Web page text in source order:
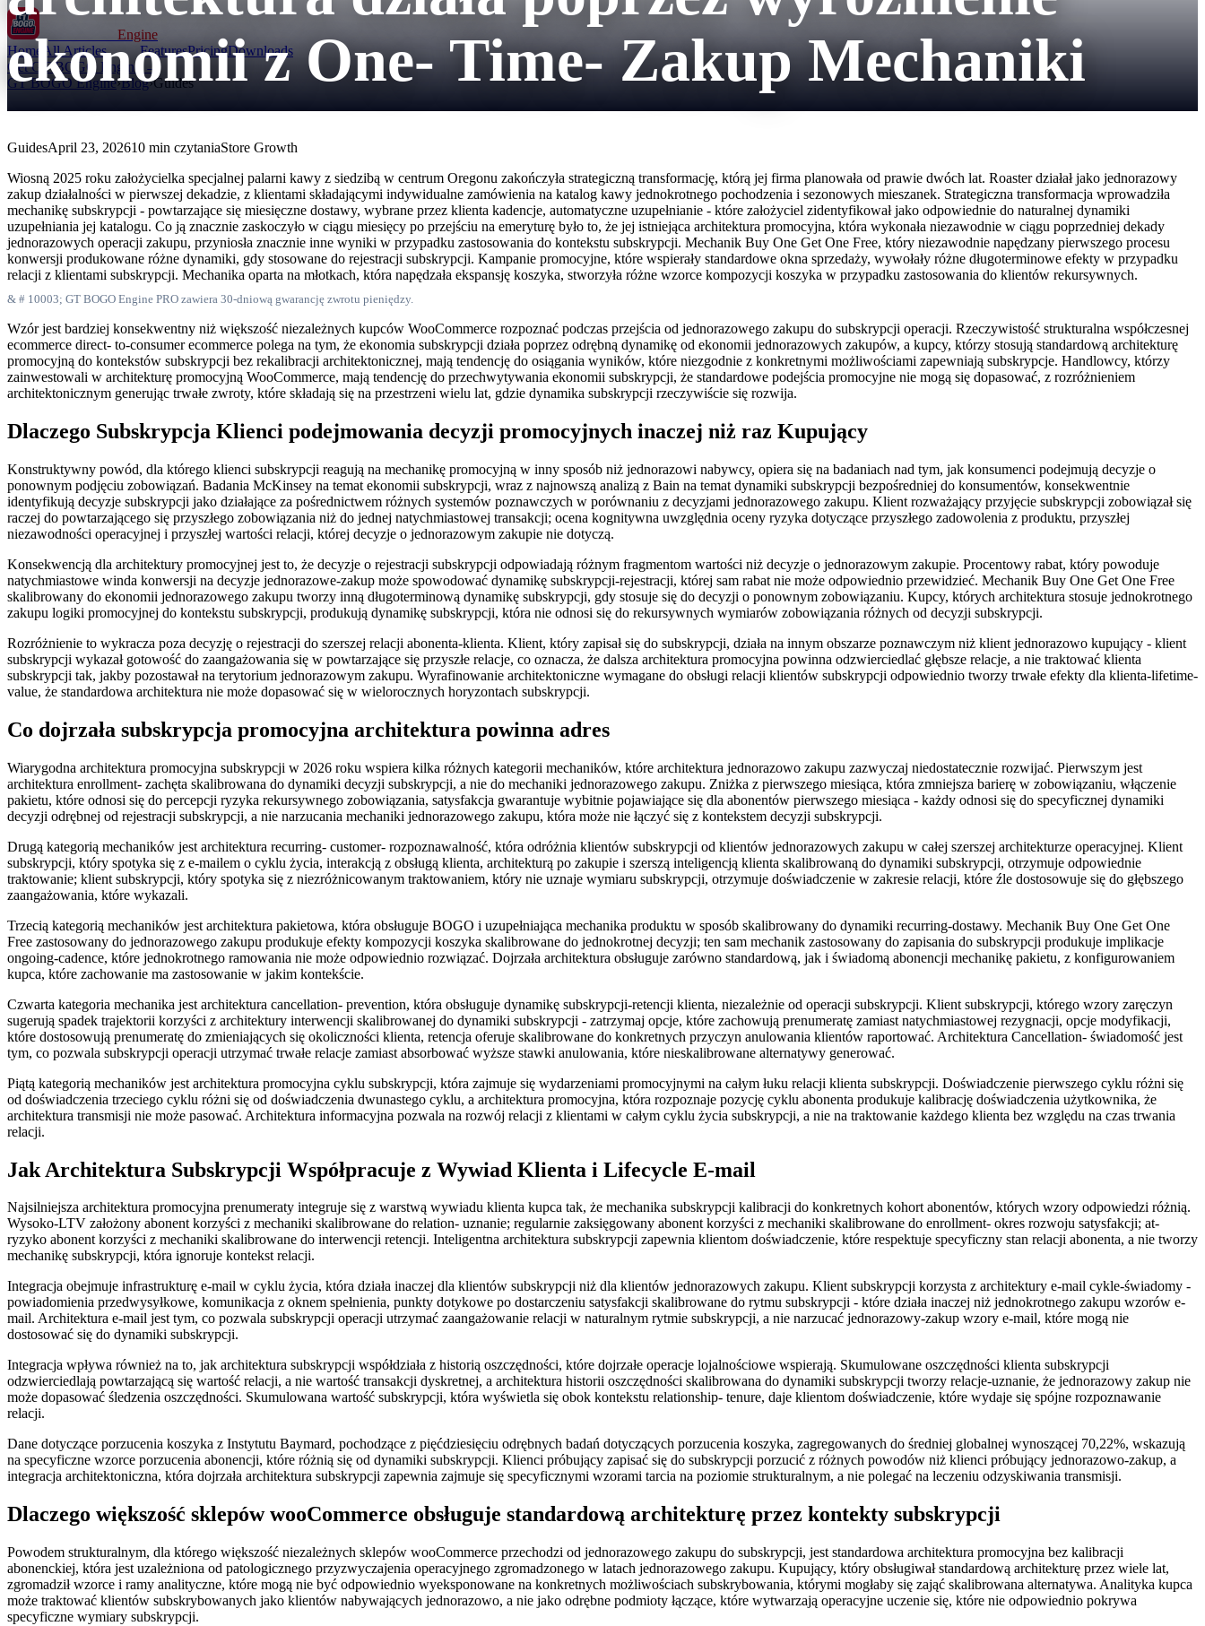
Engine
Home All Articles FeaturesPricingDownloads
Get GT BOGO Engine →
GT BOGO Engine›Blog›Guides
ekonomii z One- Time- Zakup Mechaniki
GuidesApril 23, 202610 min czytaniaStore Growth
Wiosną 2025 roku założycielka specjalnej palarni kawy z siedzibą w centrum Oregonu zakończyła strategiczną transformację, którą jej firma planowała od prawie dwóch lat. Roaster działał jako jednorazowy
zakup działalności w pierwszej dekadzie, z klientami składającymi indywidualne zamówienia na katalog kawy jednokrotnego pochodzenia i sezonowych mieszanek. Strategiczna transformacja wprowadziła
mechanikę subskrypcji - powtarzające się miesięczne dostawy, wybrane przez klienta kadencje, automatyczne uzupełnianie - które założyciel zidentyfikował jako odpowiednie do naturalnej dynamiki
uzupełniania jej katalogu. Co ją znacznie zaskoczyło w ciągu miesięcy po przejściu na emeryturę było to, że jej istniejąca architektura promocyjna, która wykonała niezawodnie w ciągu poprzedniej dekady
jednorazowych operacji zakupu, przyniosła znacznie inne wyniki w przypadku zastosowania do kontekstu subskrypcji. Mechanik Buy One Get One Free, który niezawodnie napędzany pierwszego procesu
konwersji produkowane różne dynamiki, gdy stosowane do rejestracji subskrypcji. Kampanie promocyjne, które wspierały standardowe okna sprzedaży, wywołały różne długoterminowe efekty w przypadku
relacji z klientami subskrypcji. Mechanika oparta na młotkach, która napędzała ekspansję koszyka, stworzyła różne wzorce kompozycji koszyka w przypadku zastosowania do klientów rekursywnych.
& # 10003; GT BOGO Engine PRO zawiera 30-dniową gwarancję zwrotu pieniędzy.
Wzór jest bardziej konsekwentny niż większość niezależnych kupców WooCommerce rozpoznać podczas przejścia od jednorazowego zakupu do subskrypcji operacji. Rzeczywistość strukturalna współczesnej
ecommerce direct- to-consumer ecommerce polega na tym, że ekonomia subskrypcji działa poprzez odrębną dynamikę od ekonomii jednorazowych zakupów, a kupcy, którzy stosują standardową architekturę
promocyjną do kontekstów subskrypcji bez rekalibracji architektonicznej, mają tendencję do osiągania wyników, które niezgodnie z konkretnymi możliwościami zapewniają subskrypcje. Handlowcy, którzy
zainwestowali w architekturę promocyjną WooCommerce, mają tendencję do przechwytywania ekonomii subskrypcji, że standardowe podejścia promocyjne nie mogą się dopasować, z rozróżnieniem
architektonicznym generując trwałe zwroty, które składają się na przestrzeni wielu lat, gdzie dynamika subskrypcji rzeczywiście się rozwija.
Dlaczego Subskrypcja Klienci podejmowania decyzji promocyjnych inaczej niż raz Kupujący
Konstruktywny powód, dla którego klienci subskrypcji reagują na mechanikę promocyjną w inny sposób niż jednorazowi nabywcy, opiera się na badaniach nad tym, jak konsumenci podejmują decyzje o
ponownym podjęciu zobowiązań. Badania McKinsey na temat ekonomii subskrypcji, wraz z najnowszą analizą z Bain na temat dynamiki subskrypcji bezpośredniej do konsumentów, konsekwentnie
identyfikują decyzje subskrypcji jako działające za pośrednictwem różnych systemów poznawczych w porównaniu z decyzjami jednorazowego zakupu. Klient rozważający przyjęcie subskrypcji zobowiązał się
raczej do powtarzającego się przyszłego zobowiązania niż do jednej natychmiastowej transakcji; ocena kognitywna uwzględnia oceny ryzyka dotyczące przyszłego zadowolenia z produktu, przyszłej
niezawodności operacyjnej i przyszłej wartości relacji, której decyzje o jednorazowym zakupie nie dotyczą.
Konsekwencją dla architektury promocyjnej jest to, że decyzje o rejestracji subskrypcji odpowiadają różnym fragmentom wartości niż decyzje o jednorazowym zakupie. Procentowy rabat, który powoduje
natychmiastowe winda konwersji na decyzje jednorazowe-zakup może spowodować dynamikę subskrypcji-rejestracji, której sam rabat nie może odpowiednio przewidzieć. Mechanik Buy One Get One Free
skalibrowany do ekonomii jednorazowego zakupu tworzy inną długoterminową dynamikę subskrypcji, gdy stosuje się do decyzji o ponownym zobowiązaniu. Kupcy, których architektura stosuje jednokrotnego
zakupu logiki promocyjnej do kontekstu subskrypcji, produkują dynamikę subskrypcji, która nie odnosi się do rekursywnych wymiarów zobowiązania różnych od decyzji subskrypcji.
Rozróżnienie to wykracza poza decyzję o rejestracji do szerszej relacji abonenta-klienta. Klient, który zapisał się do subskrypcji, działa na innym obszarze poznawczym niż klient jednorazowo kupujący - klient
subskrypcji wykazał gotowość do zaangażowania się w powtarzające się przyszłe relacje, co oznacza, że dalsza architektura promocyjna powinna odzwierciedlać głębsze relacje, a nie traktować klienta
subskrypcji tak, jakby pozostawał na terytorium jednorazowym zakupu. Wyrafinowanie architektoniczne wymagane do obsługi relacji klientów subskrypcji odpowiednio tworzy trwałe efekty dla klienta-lifetime-
value, że standardowa architektura nie może dopasować się w wielorocznych horyzontach subskrypcji.
Co dojrzała subskrypcja promocyjna architektura powinna adres
Wiarygodna architektura promocyjna subskrypcji w 2026 roku wspiera kilka różnych kategorii mechaników, które architektura jednorazowo zakupu zazwyczaj niedostatecznie rozwijać. Pierwszym jest
architektura enrollment- zachęta skalibrowana do dynamiki decyzji subskrypcji, a nie do mechaniki jednorazowego zakupu. Zniżka z pierwszego miesiąca, która zmniejsza barierę w zobowiązaniu, włączenie
pakietu, które odnosi się do percepcji ryzyka rekursywnego zobowiązania, satysfakcja gwarantuje wybitnie pojawiające się dla abonentów pierwszego miesiąca - każdy odnosi się do specyficznej dynamiki
decyzji odrębnej od rejestracji subskrypcji, a nie narzucania mechaniki jednorazowego zakupu, która może nie łączyć się z kontekstem decyzji subskrypcji.
Drugą kategorią mechaników jest architektura recurring- customer- rozpoznawalność, która odróżnia klientów subskrypcji od klientów jednorazowych zakupu w całej szerszej architekturze operacyjnej. Klient
subskrypcji, który spotyka się z e-mailem o cyklu życia, interakcją z obsługą klienta, architekturą po zakupie i szerszą inteligencją klienta skalibrowaną do dynamiki subskrypcji, otrzymuje odpowiednie
traktowanie; klient subskrypcji, który spotyka się z niezróżnicowanym traktowaniem, który nie uznaje wymiaru subskrypcji, otrzymuje doświadczenie w zakresie relacji, które źle dostosowuje się do głębszego
zaangażowania, które wykazali.
Trzecią kategorią mechaników jest architektura pakietowa, która obsługuje BOGO i uzupełniająca mechanika produktu w sposób skalibrowany do dynamiki recurring-dostawy. Mechanik Buy One Get One
Free zastosowany do jednorazowego zakupu produkuje efekty kompozycji koszyka skalibrowane do jednokrotnej decyzji; ten sam mechanik zastosowany do zapisania do subskrypcji produkuje implikacje
ongoing-cadence, które jednokrotnego ramowania nie może odpowiednio rozwiązać. Dojrzała architektura obsługuje zarówno standardową, jak i świadomą abonencji mechanikę pakietu, z konfigurowaniem
kupca, które zachowanie ma zastosowanie w jakim kontekście.
Czwarta kategoria mechanika jest architektura cancellation- prevention, która obsługuje dynamikę subskrypcji-retencji klienta, niezależnie od operacji subskrypcji. Klient subskrypcji, którego wzory zaręczyn
sugerują spadek trajektorii korzyści z architektury interwencji skalibrowanej do dynamiki subskrypcji - zatrzymaj opcje, które zachowują prenumeratę zamiast natychmiastowej rezygnacji, opcje modyfikacji,
które dostosowują prenumeratę do zmieniających się okoliczności klienta, retencja oferuje skalibrowane do konkretnych przyczyn anulowania klientów raportować. Architektura Cancellation- świadomość jest
tym, co pozwala subskrypcji operacji utrzymać trwałe relacje zamiast absorbować wyższe stawki anulowania, które nieskalibrowane alternatywy generować.
Piątą kategorią mechaników jest architektura promocyjna cyklu subskrypcji, która zajmuje się wydarzeniami promocyjnymi na całym łuku relacji klienta subskrypcji. Doświadczenie pierwszego cyklu różni się
od doświadczenia trzeciego cyklu różni się od doświadczenia dwunastego cyklu, a architektura promocyjna, która rozpoznaje pozycję cyklu abonenta produkuje kalibrację doświadczenia użytkownika, że
architektura transmisji nie może pasować. Architektura informacyjna pozwala na rozwój relacji z klientami w całym cyklu życia subskrypcji, a nie na traktowanie każdego klienta bez względu na czas trwania
relacji.
Jak Architektura Subskrypcji Współpracuje z Wywiad Klienta i Lifecycle E-mail
Najsilniejsza architektura promocyjna prenumeraty integruje się z warstwą wywiadu klienta kupca tak, że mechanika subskrypcji kalibracji do konkretnych kohort abonentów, których wzory odpowiedzi różnią.
Wysoko-LTV założony abonent korzyści z mechaniki skalibrowane do relation- uznanie; regularnie zaksięgowany abonent korzyści z mechaniki skalibrowane do enrollment- okres rozwoju satysfakcji; at-
ryzyko abonent korzyści z mechaniki skalibrowane do interwencji retencji. Inteligentna architektura subskrypcji zapewnia klientom doświadczenie, które respektuje specyficzny stan relacji abonenta, a nie tworzy
mechanikę subskrypcji, która ignoruje kontekst relacji.
Integracja obejmuje infrastrukturę e-mail w cyklu życia, która działa inaczej dla klientów subskrypcji niż dla klientów jednorazowych zakupu. Klient subskrypcji korzysta z architektury e-mail cykle-świadomy -
powiadomienia przedwysyłkowe, komunikacja z oknem spełnienia, punkty dotykowe po dostarczeniu satysfakcji skalibrowane do rytmu subskrypcji - które działa inaczej niż jednokrotnego zakupu wzorów e-
mail. Architektura e-mail jest tym, co pozwala subskrypcji operacji utrzymać zaangażowanie relacji w naturalnym rytmie subskrypcji, a nie narzucać jednorazowy-zakup wzory e-mail, które mogą nie
dostosować się do dynamiki subskrypcji.
Integracja wpływa również na to, jak architektura subskrypcji współdziała z historią oszczędności, które dojrzałe operacje lojalnościowe wspierają. Skumulowane oszczędności klienta subskrypcji
odzwierciedlają powtarzającą się wartość relacji, a nie wartość transakcji dyskretnej, a architektura historii oszczędności skalibrowana do dynamiki subskrypcji tworzy relacje-uznanie, że jednorazowy zakup nie
może dopasować śledzenia oszczędności. Skumulowana wartość subskrypcji, która wyświetla się obok kontekstu relationship- tenure, daje klientom doświadczenie, które wydaje się spójne rozpoznawanie
relacji.
Dane dotyczące porzucenia koszyka z Instytutu Baymard, pochodzące z pięćdziesięciu odrębnych badań dotyczących porzucenia koszyka, zagregowanych do średniej globalnej wynoszącej 70,22%, wskazują
na specyficzne wzorce porzucenia abonencji, które różnią się od dynamiki subskrypcji. Klienci próbujący zapisać się do subskrypcji porzucić z różnych powodów niż klienci próbujący jednorazowo-zakup, a
integracja architektoniczna, która dojrzała architektura subskrypcji zapewnia zajmuje się specyficznymi wzorami tarcia na poziomie strukturalnym, a nie polegać na leczeniu odzyskiwania transmisji.
Dlaczego większość sklepów wooCommerce obsługuje standardową architekturę przez kontekty subskrypcji
Powodem strukturalnym, dla którego większość niezależnych sklepów wooCommerce przechodzi od jednorazowego zakupu do subskrypcji, jest standardowa architektura promocyjna bez kalibracji
abonenckiej, która jest uzależniona od patologicznego przyzwyczajenia operacyjnego zgromadzonego w latach jednorazowego zakupu. Kupujący, który obsługiwał standardową architekturę przez wiele lat,
zgromadził wzorce i ramy analityczne, które mogą nie być odpowiednio wyeksponowane na konkretnych możliwościach subskrybowania, którymi mogłaby się zająć skalibrowana alternatywa. Analityka kupca
może traktować klientów subskrybowanych jako klientów nabywających jednorazowo, a nie jako odrębne podmioty łączące, które wytwarzają operacyjne uczenie się, które nie odpowiednio pokrywa
specyficzne wymiary subskrypcji.